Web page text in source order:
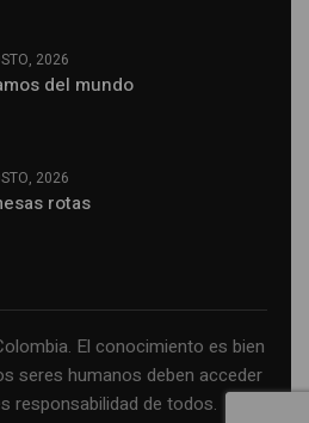
2026
del mundo
2026
rotas
El conocimiento es bien
seres humanos deben acceder
responsabilidad de todos.